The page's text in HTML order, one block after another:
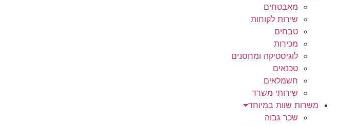
מאבטחים
שירות לקוחות
טבחים
מכירות
לוגיסטיקה ומחסנים
טכנאים
חשמלאים
שירותי משרד
משרות שוות במיוחד
שכר גבוה